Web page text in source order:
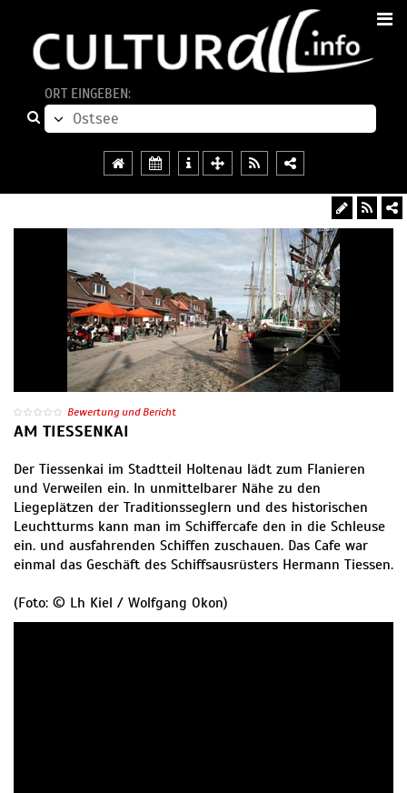
ORT EINGEBEN:
Bewertung und Bericht
AM TIESSENKAI
Der Tiessenkai im Stadtteil Holtenau lädt zum Flanieren
und Verweilen ein. In unmittelbarer Nähe zu den
Liegeplätzen der Traditionsseglern und des historischen
Leuchtturms kann man im Schiffercafe den in die Schleuse
ein. und ausfahrenden Schiffen zuschauen. Das Cafe war
einmal das Geschäft des Schiffsausrüsters Hermann Tiessen.
(Foto: © Lh Kiel / Wolfgang Okon)